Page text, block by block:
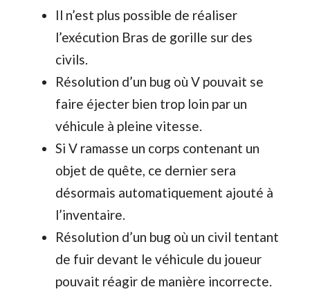
Il n’est plus possible de réaliser
l’exécution Bras de gorille sur des
civils.
Résolution d’un bug où V pouvait se
faire éjecter bien trop loin par un
véhicule à pleine vitesse.
Si V ramasse un corps contenant un
objet de quête, ce dernier sera
désormais automatiquement ajouté à
l’inventaire.
Résolution d’un bug où un civil tentant
de fuir devant le véhicule du joueur
pouvait réagir de manière incorrecte.